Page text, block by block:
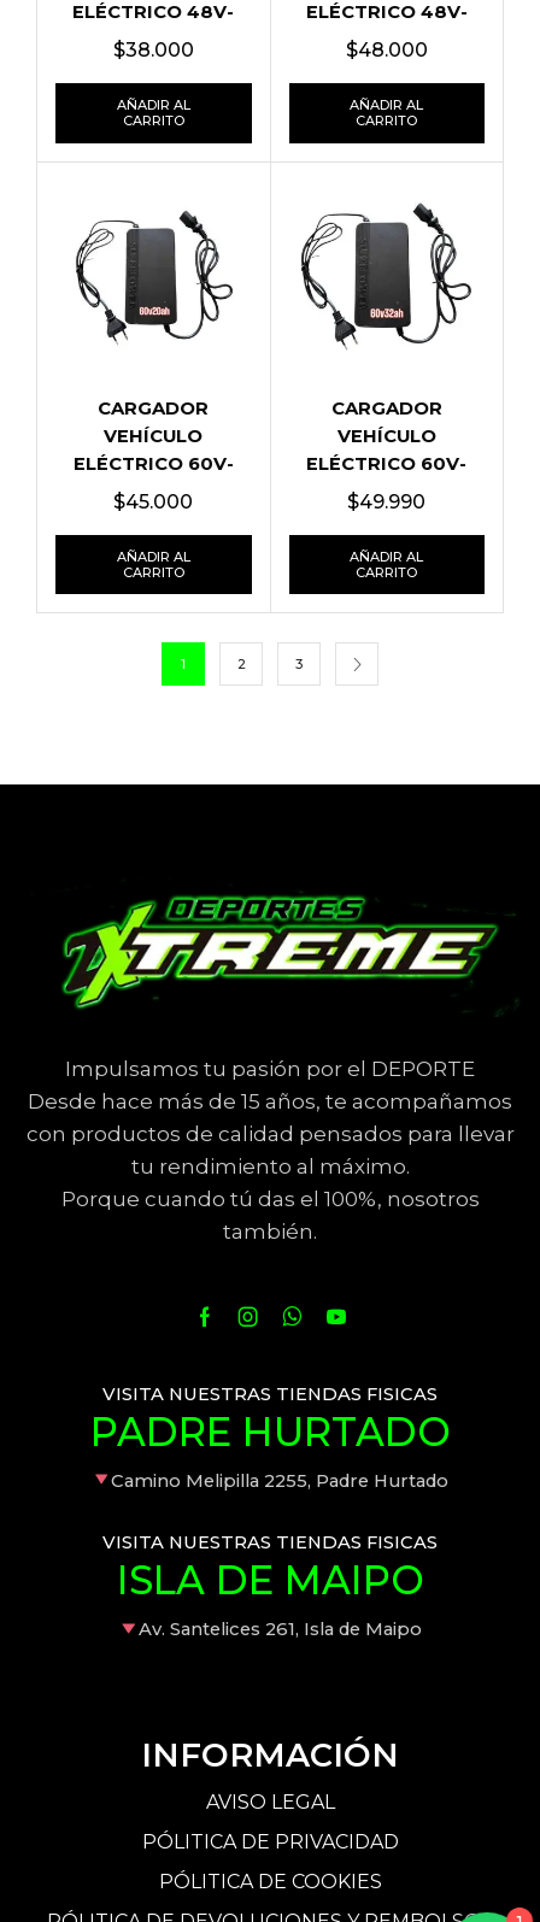
ELÉCTRICO 48V-
12AH
$38.000
AÑADIR AL
CARRITO
ELÉCTRICO 48V-
32AH
$48.000
AÑADIR AL
CARRITO
CARGADOR
VEHÍCULO
ELÉCTRICO 60V-
20AH
$45.000
AÑADIR AL
CARRITO
CARGADOR
VEHÍCULO
ELÉCTRICO 60V-
32AH
$49.990
AÑADIR AL
CARRITO
1 2 3
Impulsamos tu pasión por el DEPORTE
Desde hace más de 15 años, te acompañamos
con productos de calidad pensados para llevar
tu rendimiento al máximo.
Porque cuando tú das el 100%, nosotros
también.
VISITA NUESTRAS TIENDAS FISICAS
PADRE HURTADO
Camino Melipilla 2255, Padre Hurtado
VISITA NUESTRAS TIENDAS FISICAS
ISLA DE MAIPO
Av. Santelices 261, Isla de Maipo
INFORMACIÓN
AVISO LEGAL
PÓLITICA DE PRIVACIDAD
PÓLITICA DE COOKIES